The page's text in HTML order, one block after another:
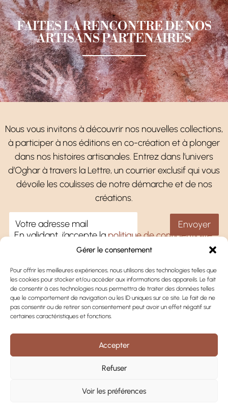
Gérer le consentement
Pour offrir les meilleures expériences, nous utilisons des technologies telles que
les cookies pour stocker et/ou accéder aux informations des appareils. Le fait
de consentir à ces technologies nous permettra de traiter des données telles
que le comportement de navigation ou les ID uniques sur ce site. Le fait de ne
pas consentir ou de retirer son consentement peut avoir un effet négatif sur
certaines caractéristiques et fonctions.
Accepter
Refuser
Voir les préférences
FAITES LA RENCONTRE DE NOS
ARTISANS PARTENAIRES
Nous vous invitons à découvrir nos nouvelles collections,
à participer à nos éditions en co-création et à plonger
dans nos histoires artisanales. Entrez dans l’univers
d’Oghar à travers la Lettre, un courrier exclusif qui vous
dévoile les coulisses de notre démarche et de nos
créations.
En validant, j’accepte la politique de confidentialité.
Une question ?
Oghar
TISSONS LE LIEN